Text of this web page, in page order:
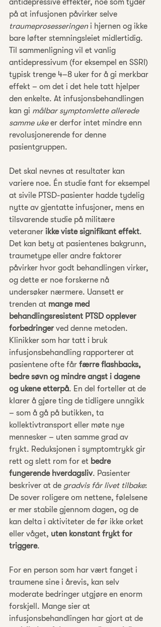
antidepressive effekter, noe som tyder
på at infusjonen påvirker selve
traumeprosesseringen i hjernen og ikke
bare løfter stemningsleiet midlertidig.
Til sammenligning vil et vanlig
antidepressivum (for eksempel en SSRI)
typisk trenge 4–8 uker for å gi merkbar
effekt – om det i det hele tatt hjelper
den enkelte. At infusjonsbehandlingen
kan gi målbar symptomlette allerede
samme uke er derfor intet mindre enn
revolusjonerende for denne
pasientgruppen.
Det skal nevnes at resultater kan
variere noe. Én studie fant for eksempel
at sivile PTSD-pasienter hadde tydelig
nytte av gjentatte infusjoner, mens en
tilsvarende studie på militære
veteraner ikke viste signifikant effekt.
Det kan bety at pasientenes bakgrunn,
traumetype eller andre faktorer
påvirker hvor godt behandlingen virker,
og dette er noe forskerne nå
undersøker nærmere. Uansett er
trenden at mange med
behandlingsresistent PTSD opplever
forbedringer ved denne metoden.
Klinikker som har tatt i bruk
infusjonsbehandling rapporterer at
pasientene ofte får færre flashbacks,
bedre søvn og mindre angst i dagene
og ukene etterpå. En del forteller at de
klarer å gjøre ting de tidligere unngikk
– som å gå på butikken, ta
kollektivtransport eller møte nye
mennesker – uten samme grad av
frykt. Reduksjonen i symptomtrykk gir
rett og slett rom for et bedre
fungerende hverdagsliv. Pasienter
beskriver at de gradvis får livet tilbake:
De sover roligere om nettene, følelsene
er mer stabile gjennom dagen, og de
kan delta i aktiviteter de før ikke orket
eller våget, uten konstant frykt for
triggere.
For en person som har vært fanget i
traumene sine i årevis, kan selv
moderate bedringer utgjøre en enorm
forskjell. Mange sier at
infusjonsbehandlingen har gjort at de